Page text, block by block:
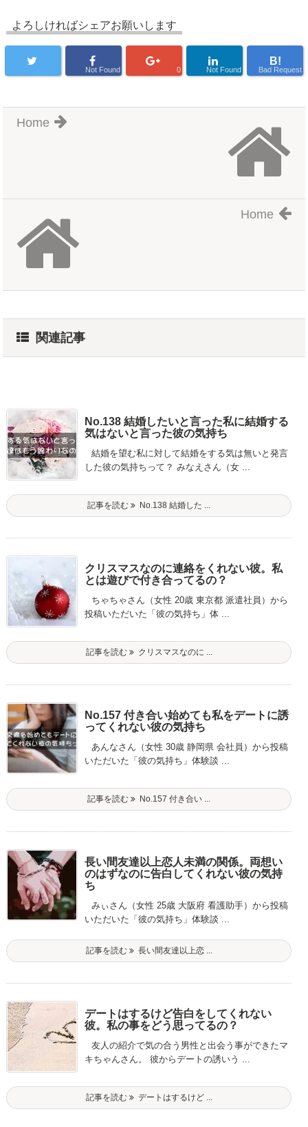
よろしければシェアお願いします
Not Found 0 Not Found
B!
Bad Request
Home
Home
関連記事
No.138 結婚したいと言った私に結婚する
気はないと言った彼の気持ち
結婚を望む私に対して結婚をする気は無いと発言
した彼の気持ちって？ みなえさん（女 ...
記事を読む No.138 結婚した ...
クリスマスなのに連絡をくれない彼。私
とは遊びで付き合ってるの？
ちゃちゃさん（女性 20歳 東京都 派遣社員）から
投稿いただいた「彼の気持ち」体 ...
記事を読む クリスマスなのに ...
No.157 付き合い始めても私をデートに誘
ってくれない彼の気持ち
あんなさん（女性 30歳 静岡県 会社員）から投稿
いただいた「彼の気持ち」体験談 ...
記事を読む No.157 付き合い ...
長い間友達以上恋人未満の関係。両想い
のはずなのに告白してくれない彼の気持
ち
みぃさん（女性 25歳 大阪府 看護助手）から投稿
いただいた「彼の気持ち」体験談 ...
記事を読む 長い間友達以上恋 ...
デートはするけど告白をしてくれない
彼。私の事をどう思ってるの？
友人の紹介で気の合う男性と出会う事ができたマ
キちゃんさん。 彼からデートの誘いう ...
記事を読む デートはするけど ...